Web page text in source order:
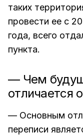
таких
провести ее с
года, всего
пункта.
— Чем
отличается
— Основным
переписи